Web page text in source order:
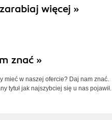
więcej »
znać »
mieć w naszej ofercie? Daj nam znać.
tytuł jak najszybciej się u nas pojawił.